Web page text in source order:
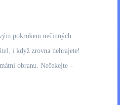
pokrokem nečinných
i když zrovna nehrajete!
obranu. Nečekejte –